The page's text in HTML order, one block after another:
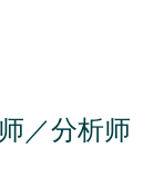
／分析师